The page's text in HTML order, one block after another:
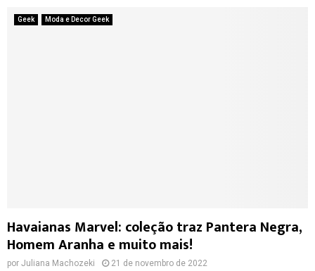
Geek Moda e Decor Geek
Havaianas Marvel: coleção traz Pantera Negra,
Homem Aranha e muito mais!
por Juliana Machozeki 21 de novembro de 2022